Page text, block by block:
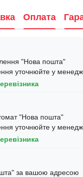
Оплата
"Нова пошта"
уточнюйте у
"Нова пошта"
уточнюйте у
за вашою адресою